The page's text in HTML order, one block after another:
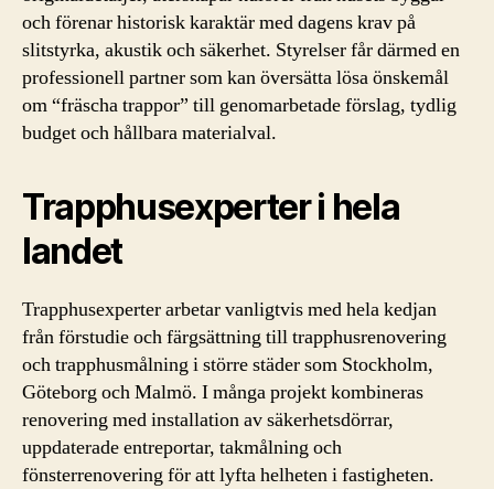
och förenar historisk karaktär med dagens krav på
slitstyrka, akustik och säkerhet. Styrelser får därmed en
professionell partner som kan översätta lösa önskemål
om “fräscha trappor” till genomarbetade förslag, tydlig
budget och hållbara materialval.
Trapphusexperter i hela
landet
Trapphusexperter arbetar vanligtvis med hela kedjan
från förstudie och färgsättning till trapphusrenovering
och trapphusmålning i större städer som Stockholm,
Göteborg och Malmö. I många projekt kombineras
renovering med installation av säkerhetsdörrar,
uppdaterade entreportar, takmålning och
fönsterrenovering för att lyfta helheten i fastigheten.